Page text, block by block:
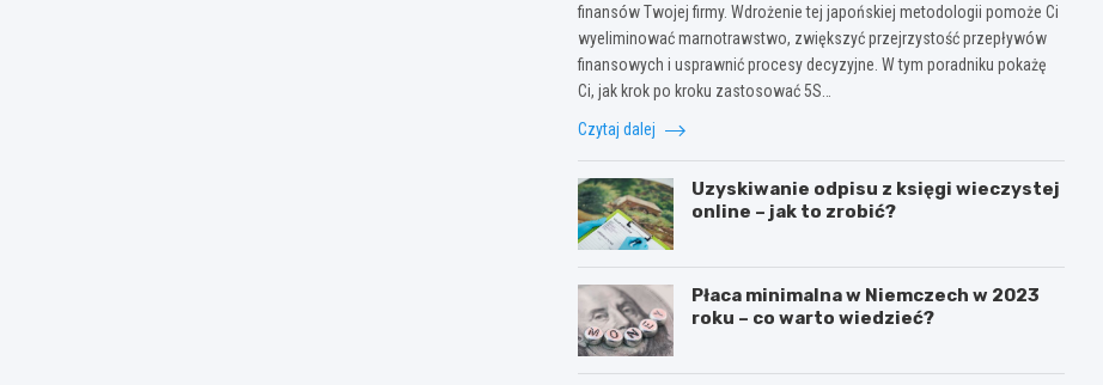
finansów Twojej firmy. Wdrożenie tej japońskiej metodologii pomoże Ci
wyeliminować marnotrawstwo, zwiększyć przejrzystość przepływów
finansowych i usprawnić procesy decyzyjne. W tym poradniku pokażę
Ci, jak krok po kroku zastosować 5S…
Czytaj dalej
Uzyskiwanie odpisu z księgi wieczystej
online – jak to zrobić?
Płaca minimalna w Niemczech w 2023
roku – co warto wiedzieć?